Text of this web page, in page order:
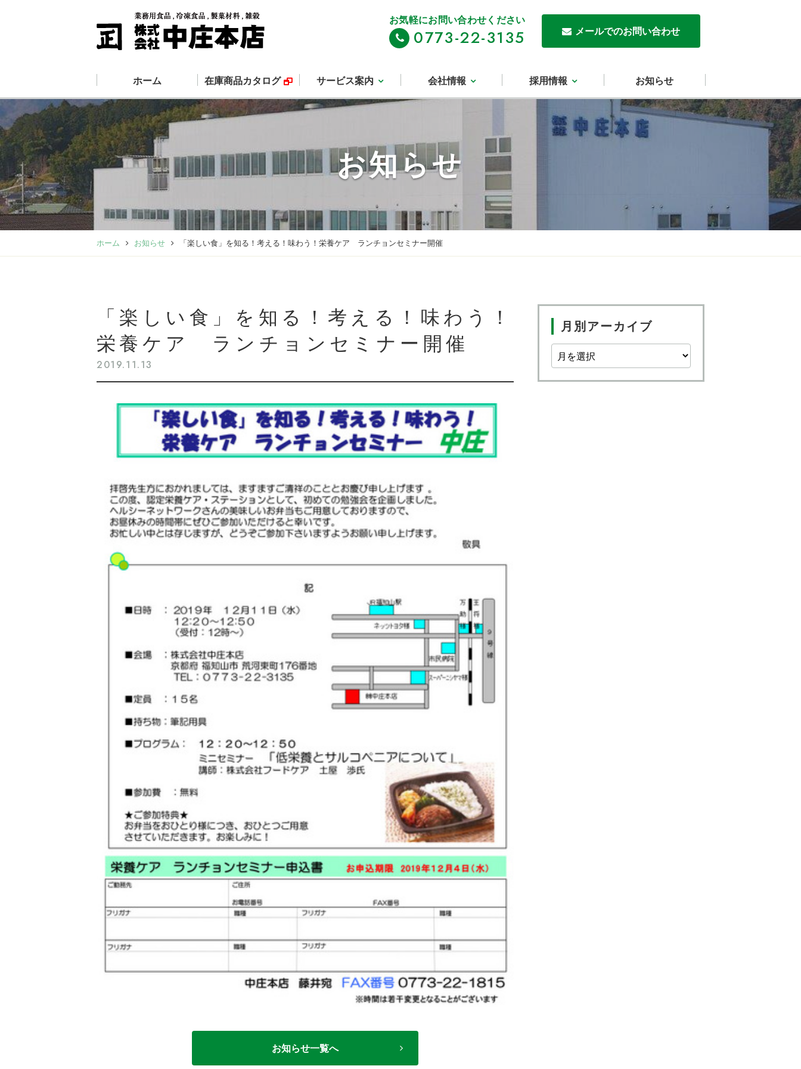
お気軽にお問い合わせください
0773-22-3135 メールでのお問い合わせ
ホーム 在庫商品カタログ サービス案内 会社情報 採用情報 お知らせ
お知らせ
ホーム お知らせ 「楽しい食」を知る！考える！味わう！栄養ケア ランチョンセミナー開催
「楽しい食」を知る！考える！味わう！
栄養ケア ランチョンセミナー開催
2019.11.13
お知らせ一覧へ
月別アーカイブ